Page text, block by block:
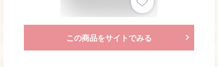
この商品をサイトでみる